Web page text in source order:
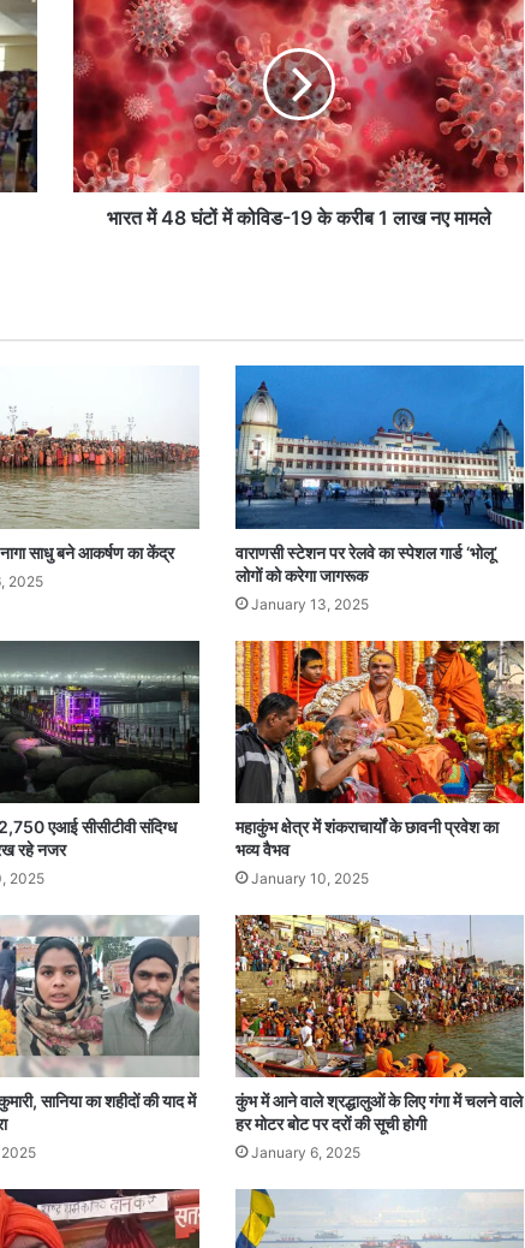
में
4
घं
टों
में
9
ब
1
ला
ख
न
ले
भारत में 48 घंटों में कोविड-19 के करीब 1 लाख नए मामले
साधु बने आकर्षण का केंद्र
2025
वाराणसी स्टेशन पर रेलवे का स्पेशल गार्ड ‘भोलू’
लोगों को करेगा जागरूक
January 13, 2025
एआई सीसीटीवी संदिग्ध
रहे नजर
2025
महाकुंभ क्षेत्र में शंकराचार्यों के छावनी प्रवेश का
भव्य वैभव
January 10, 2025
सानिया का शहीदों की याद में
कुंभ में आने वाले श्रद्धालुओं के लिए गंगा में चलने वाले
हर मोटर बोट पर दरों की सूची होगी
January 6, 2025